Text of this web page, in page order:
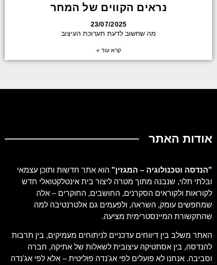
נראים הקווים של המחר
23/07/2025
מה שחשוב לדעת תערוכת העיצוב
קרא עוד »
אודות האתר
"הנדסה וטכנולוגיה – המגזין" הוא אתר חדשות ותוכן עצמאי
ובלתי תלוי, שנבנה מתוך מטרה ליצור בית אינטלקטואלי חדש
לקוראות ולקוראים הסקרנים, החושבים, החוקרים – אלה
שמחפשים עומק, השראה, ולפעמים גם אלטרנטיבה למה
שהתקשורת המיינסטרימית מציעה.
האתר משלב בין דיווחים עדכניים לניתוחים מעמיקים, בין תרבות
להנדסה, בין אסתטיקה עיצובית לשאלות של אתיקה, חברה
וסביבה. אנחנו לא פועלים לפי אג'נדה פוליטית – אלא לפי אג'נדה